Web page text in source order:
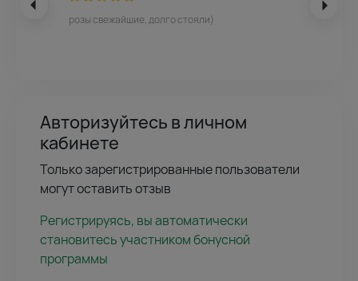
розы свежайшие, долго стояли)
Авторизуйтесь в личном
кабинете
Только зарегистрированные пользователи
могут оставить отзыв
Регистрируясь, вы автоматически
становитесь участником бонусной
программы